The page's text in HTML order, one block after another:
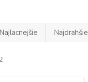
Najlacnejšie Najdrahšie